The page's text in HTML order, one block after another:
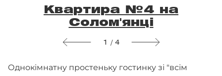
Квартира №4 на
Солом'янці
1 / 4
Однокімнатну простеньку гостинку зі "всім